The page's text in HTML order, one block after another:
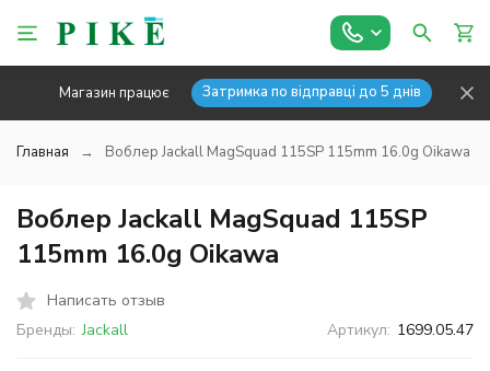
Магазин працює Затримка по відправці до 5 днів
Главная Воблер Jackall MagSquad 115SP 115mm 16.0g Oikawa
Воблер Jackall MagSquad 115SP
115mm 16.0g Oikawa
Написать отзыв
Бренды: Jackall Артикул: 1699.05.47